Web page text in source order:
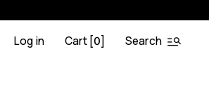
Log in Cart [0] Search